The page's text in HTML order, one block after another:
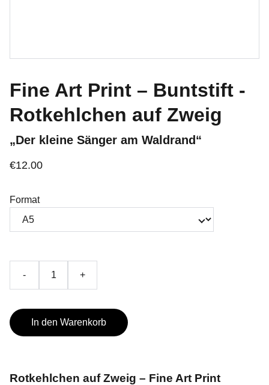
Fine Art Print – Buntstift -
Rotkehlchen auf Zweig
„Der kleine Sänger am Waldrand“
€12.00
Format
- +
In den Warenkorb
Rotkehlchen auf Zweig – Fine Art Print